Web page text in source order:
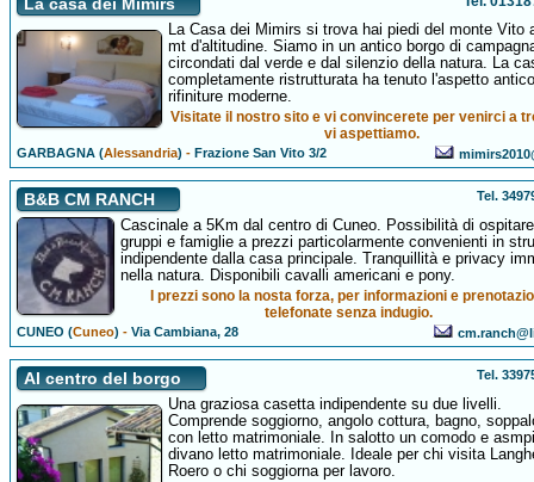
La Casa dei Mimirs si trova hai piedi del monte Vito
mt d'altitudine. Siamo in un antico borgo di
circondati dal verde e dal silenzio della natura. La
completamente ristrutturata ha tenuto l'aspetto
rifiniture moderne.
Visitate il nostro sito e vi convincerete per venirci a
vi aspettiamo.
GARBAGNA (Alessandria) -Frazione San Vito 3/2
B&B CM RANCH Tel.
Cascinale a 5Km dal centro di Cuneo. Possibilità di ospitare
gruppi e famiglie a prezzi particolarmente convenienti in
indipendente dalla casa principale. Tranquillità e privacy
nella natura. Disponibili cavalli americani e pony.
I prezzi sono la nosta forza, per informazioni e
telefonate senza indugio.
CUNEO (Cuneo) -Via Cambiana, 28
Al centro del borgo Tel.
Una graziosa casetta indipendente su due livelli.
Comprende soggiorno, angolo cottura, bagno,
con letto matrimoniale. In salotto un comodo e
divano letto matrimoniale. Ideale per chi visita
Roero o chi soggiorna per lavoro.